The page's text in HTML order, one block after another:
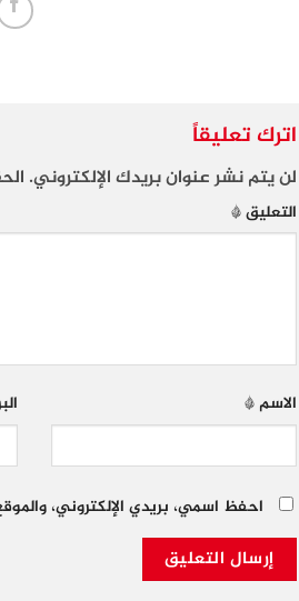
اترك تعليقاً
لن يتم نشر عنوان بريدك الإلكتروني.
التعليق*
الاسم*
احفظ اسمي، بريدي الإلكتروني،